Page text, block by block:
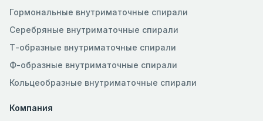
Гормональные внутриматочные спирали
Серебряные внутриматочные спирали
Т-образные внутриматочные спирали
Ф-образные внутриматочные спирали
Кольцеобразные внутриматочные спирали
Компания